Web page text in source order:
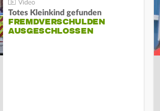
Totes Kleinkind gefunden
FREMDVERSCHULDEN
AUSGESCHLOSSEN